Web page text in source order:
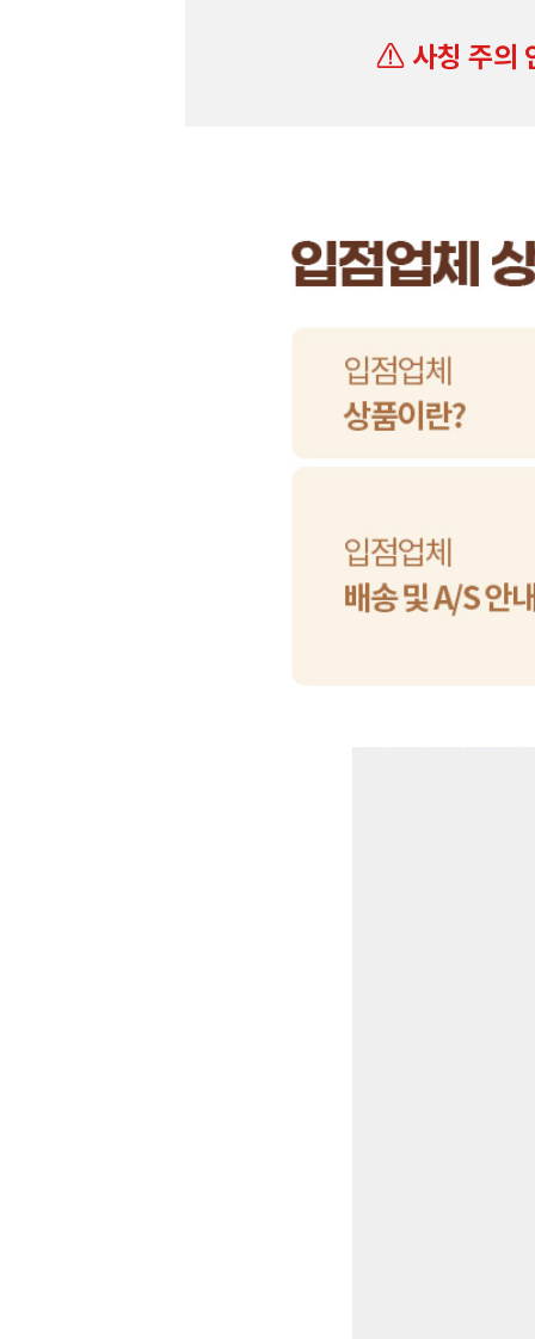
사칭 주의